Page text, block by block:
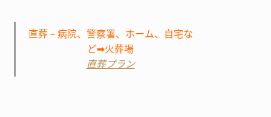
直葬－病院、警察署、ホーム、自宅な
ど➡火葬場
直葬プラン